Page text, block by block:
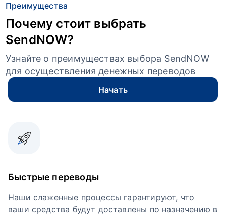
Преимущества
Почему стоит выбрать
SendNOW?
Узнайте о преимуществах выбора SendNOW
для осуществления денежных переводов
Начать
Быстрые переводы
Наши слаженные процессы гарантируют, что
ваши средства будут доставлены по назначению в